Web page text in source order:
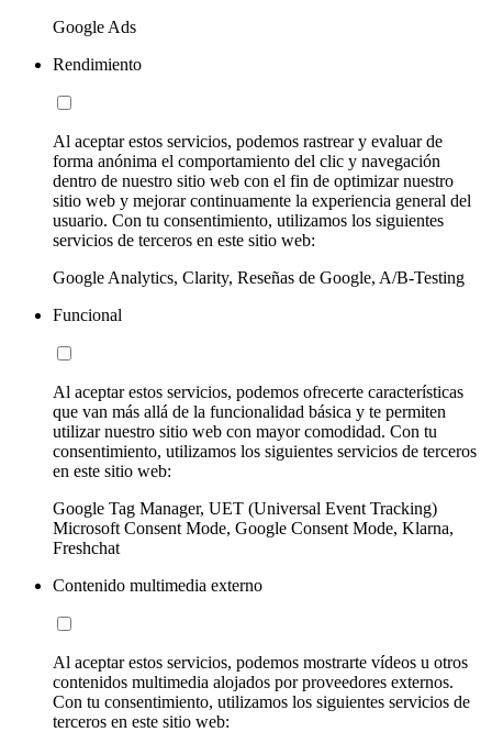
Google Ads
Rendimiento
Al aceptar estos servicios, podemos rastrear y evaluar de
forma anónima el comportamiento del clic y navegación
dentro de nuestro sitio web con el fin de optimizar nuestro
sitio web y mejorar continuamente la experiencia general del
usuario. Con tu consentimiento, utilizamos los siguientes
servicios de terceros en este sitio web:
Google Analytics, Clarity, Reseñas de Google, A/B-Testing
Funcional
Al aceptar estos servicios, podemos ofrecerte características
que van más allá de la funcionalidad básica y te permiten
utilizar nuestro sitio web con mayor comodidad. Con tu
consentimiento, utilizamos los siguientes servicios de terceros
en este sitio web:
Google Tag Manager, UET (Universal Event Tracking)
Microsoft Consent Mode, Google Consent Mode, Klarna,
Freshchat
Contenido multimedia externo
Al aceptar estos servicios, podemos mostrarte vídeos u otros
contenidos multimedia alojados por proveedores externos.
Con tu consentimiento, utilizamos los siguientes servicios de
terceros en este sitio web: